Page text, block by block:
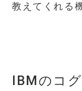
教えてくれる
IBMのコ